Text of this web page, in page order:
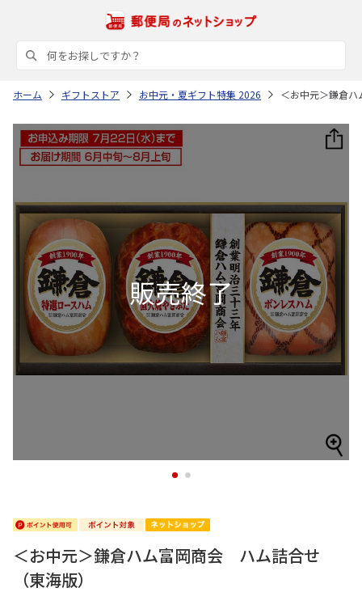
ホーム ギフトストア お中元・夏ギフト特集 2026 ＜お中元＞鎌倉
1 2
＜お中元＞鎌倉ハム富岡商会 ハム詰合せ
（東海版）